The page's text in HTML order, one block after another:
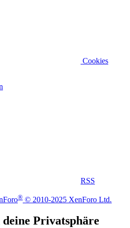
Cookies
RSS
® © 2010-2025 XenForo Ltd.
Privatsphäre